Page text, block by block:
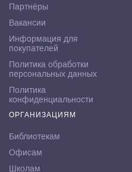
Партнёры
Вакансии
Информация для
покупателей
Политика обработки
персональных данных
Политика
конфиденциальности
ОРГАНИЗАЦИЯМ
Библиотекам
Офисам
Школам